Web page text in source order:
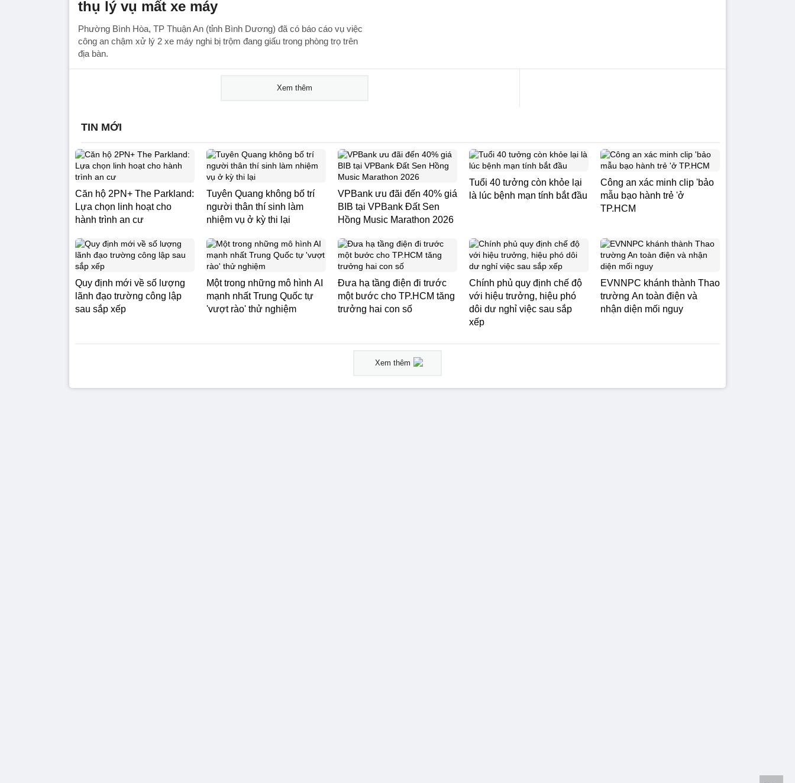
thụ lý vụ mất xe máy
Phường Bình Hòa, TP Thuận An (tỉnh Bình Dương) đã có báo cáo vụ việc
công an chậm xử lý 2 xe máy nghi bị trộm đang giấu trong phòng trọ trên
địa bàn.
Xem thêm
TIN MỚI
Căn hộ 2PN+ The Parkland:
Lựa chọn linh hoạt cho
hành trình an cư
Tuyên Quang không bố trí
người thân thí sinh làm
nhiệm vụ ở kỳ thi lại
VPBank ưu đãi đến 40% giá
BIB tại VPBank Đất Sen
Hồng Music Marathon 2026
Tuổi 40 tưởng còn khỏe lại
là lúc bệnh mạn tính bắt đầu
Công an xác minh clip 'bảo
mẫu bạo hành trẻ 'ở
TP.HCM
Quy định mới về số lượng
lãnh đạo trường công lập
sau sắp xếp
Một trong những mô hình AI
mạnh nhất Trung Quốc tự
'vượt rào' thử nghiệm
Đưa hạ tầng điện đi trước
một bước cho TP.HCM tăng
trưởng hai con số
Chính phủ quy định chế độ
với hiệu trưởng, hiệu phó
dôi dư nghỉ việc sau sắp
xếp
EVNNPC khánh thành Thao
trường An toàn điện và
nhận diện mối nguy
Xem thêm